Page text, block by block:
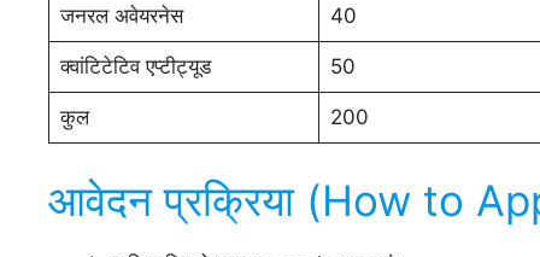
जनरल अवेयरनेस 40
क्वांटिटेटिव एप्टीट्यूड 50
कुल 200
आवेदन प्रक्रिया (How to